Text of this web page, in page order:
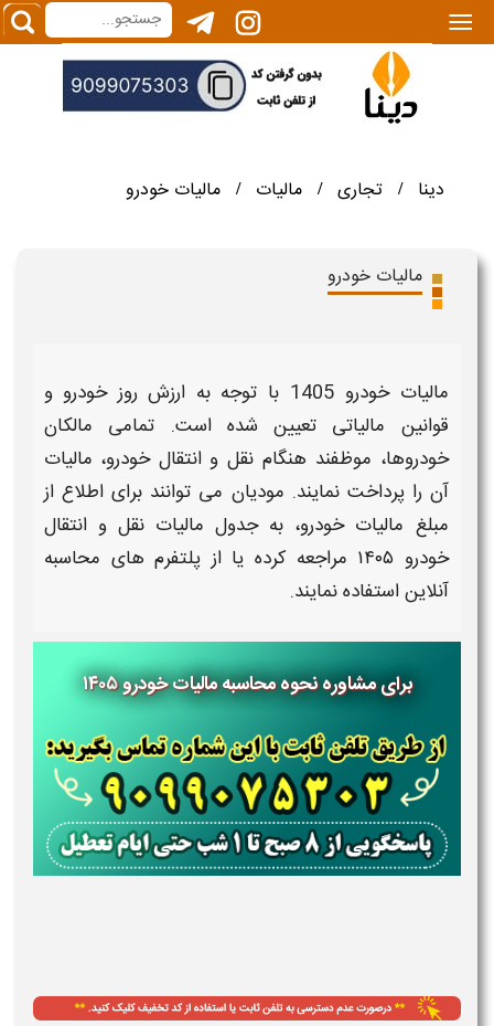
|||
دینا / تجاری / مالیات / مالیات خودرو
مالیات خودرو
مالیات خودرو 1405 با توجه به ارزش روزخودرو و
قوانین مالیاتی تعیین شده است. تمامی مالکان
خودروها، موظفند هنگام نقل و انتقال خودرو، مالیات
آن را پرداخت نمایند. مودیان می توانند برای اطلاع از
مبلغ مالیات خودرو، بهجدول مالیات نقل و انتقال
خودرو ۱۴۰۵ مراجعه کرده یا از پلتفرم های محاسبه
آنلایناستفاده نمایند.
برای مشاوره نحوه محاسبه مالیات خودرو ۱۴۰۵